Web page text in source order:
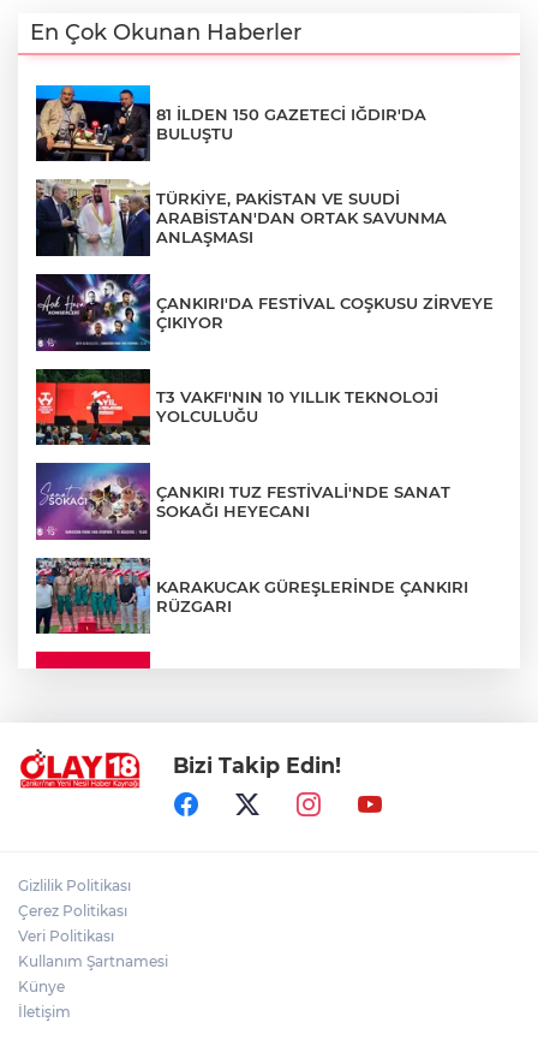
En Çok Okunan Haberler
81 İLDEN 150 GAZETECİ IĞDIR'DA
BULUŞTU
TÜRKİYE, PAKİSTAN VE SUUDİ
ARABİSTAN'DAN ORTAK SAVUNMA
ANLAŞMASI
ÇANKIRI'DA FESTİVAL COŞKUSU ZİRVEYE
ÇIKIYOR
T3 VAKFI'NIN 10 YILLIK TEKNOLOJİ
YOLCULUĞU
ÇANKIRI TUZ FESTİVALİ'NDE SANAT
SOKAĞI HEYECANI
KARAKUCAK GÜREŞLERİNDE ÇANKIRI
RÜZGARI
ADEM YAYLACI ELDİVAN'DA DUALARLA
TOPRAĞA VERİLDİ
ABD-İRAN HATTINDA YENİ KRİZ
Bizi Takip Edin!
Gizlilik Politikası
Çerez Politikası
Veri Politikası
Kullanım Şartnamesi
Künye
İletişim